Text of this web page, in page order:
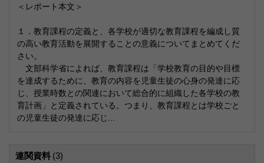
＜レポート本文＞
１．教育課程の定義と、各学校が適切な教育課程を編成し質
の高い教育活動を展開することの意義についてまとめてくだ
さい。
文部科学省によれば、教育課程は「学校教育の目的や目標
を達成するために、教育の内容を児童生徒の心身の発達に応
じ、授業時数との関連において総合的に組織した各学校の教
育計画」と定義されている。つまり、教育課程とは学校ごと
の児童生徒の発達に応じ...
連関資料 (3)